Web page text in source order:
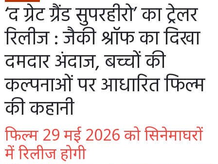
‘द ग्रेट ग्रैंड सुपरहीरो’ का ट्रेलर
रिलीज : जैकी श्रॉफ का दिखा
दमदार अंदाज, बच्चों की
कल्पनाओं पर आधारित फिल्म
की कहानी
फिल्म 29 मई 2026 को सिनेमाघरों
में रिलीज होगी